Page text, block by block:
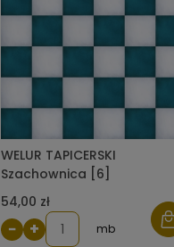
WELUR TAPICERSKI
Szachownica [6]
54,00 zł
− + mb